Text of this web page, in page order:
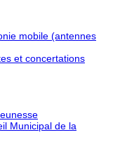
mobile (antennes
et concertations
Municipal de la